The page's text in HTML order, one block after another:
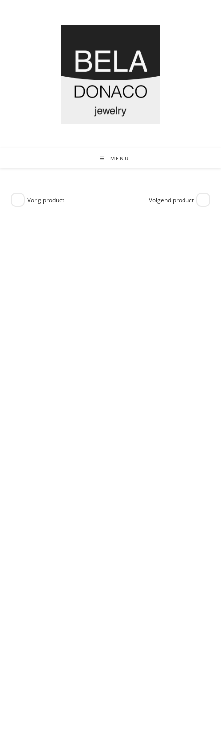
MENU
Vorig product Volgend product